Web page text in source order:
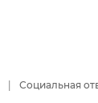
Социальная